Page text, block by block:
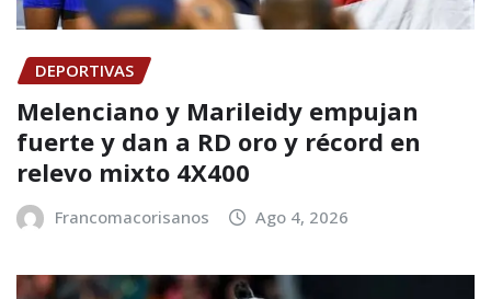
DEPORTIVAS
Melenciano y Marileidy empujan
fuerte y dan a RD oro y récord en
relevo mixto 4X400
Francomacorisanos Ago 4, 2026